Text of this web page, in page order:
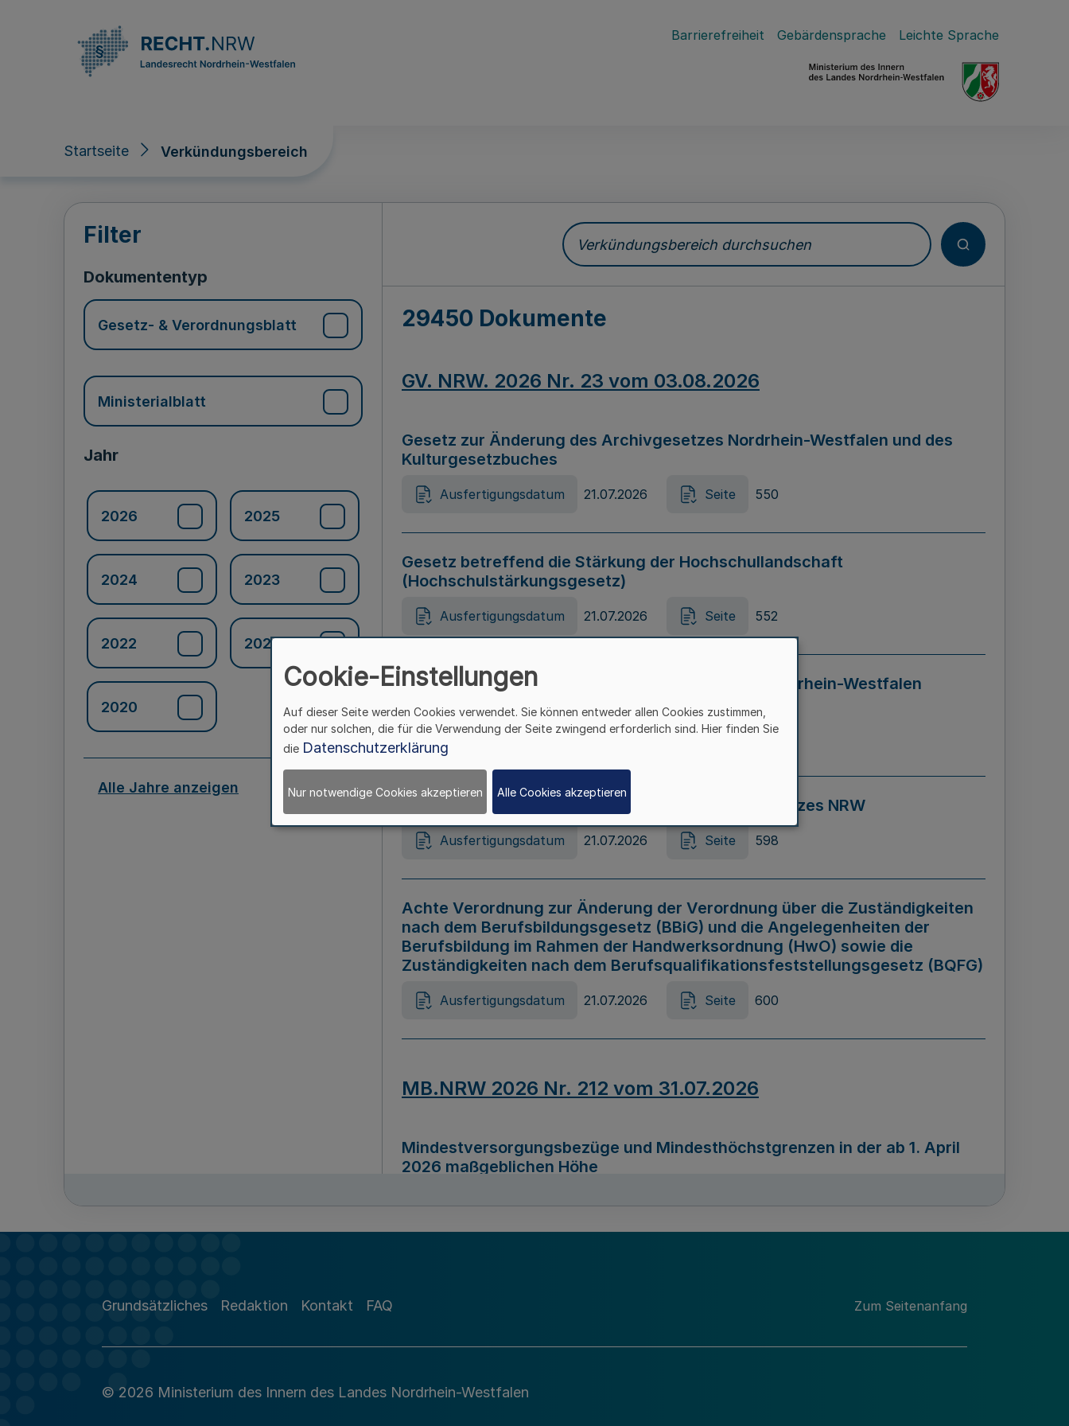
Barrierefreiheit Gebärdensprache Leichte Sprache
Startseite Verkündungsbereich
Verkündungsbereich
Filter
Dokumententyp
Gesetz- & Verordnungsblatt
Ministerialblatt
Jahr
2026 2025
2024 2023
2022 2021
2020
Alle Jahre anzeigen
Verkündungsbereich durchsuchen
29450 Dokumente
GV. NRW. 2026 Nr. 23 vom 03.08.2026
Gesetz zur Änderung des Archivgesetzes Nordrhein-Westfalen und des
Kulturgesetzbuches
Ausfertigungsdatum 21.07.2026 Seite 550
Gesetz betreffend die Stärkung der Hochschullandschaft
(Hochschulstärkungsgesetz)
Ausfertigungsdatum 21.07.2026 Seite 552
Gesetz zur Vermeidung von Diskriminierung in Nordrhein-Westfalen
(Landesantidiskriminierungsgesetz – LADG NRW)
Ausfertigungsdatum 21.07.2026 Seite 595
Gesetz zur Änderung des Online-Casinospiel Gesetzes NRW
Ausfertigungsdatum 21.07.2026 Seite 598
Achte Verordnung zur Änderung der Verordnung über die Zuständigkeiten
nach dem Berufsbildungsgesetz (BBiG) und die Angelegenheiten der
Berufsbildung im Rahmen der Handwerksordnung (HwO) sowie die
Zuständigkeiten nach dem Berufsqualifikationsfeststellungsgesetz (BQFG)
Ausfertigungsdatum 21.07.2026 Seite 600
MB.NRW 2026 Nr. 212 vom 31.07.2026
Mindestversorgungsbezüge und Mindesthöchstgrenzen in der ab 1. April
2026 maßgeblichen Höhe
Richtlinie zur Durchführung des Förderprogramms „Mittelstand Innovativ &
Grundsätzliches Redaktion Kontakt FAQ Zum Seitenanfang
© 2026 Ministerium des Innern des Landes Nordrhein-Westfalen
Cookie-Einstellungen
Auf dieser Seite werden Cookies verwendet. Sie können entweder allen Cookies zustimmen,
oder nur solchen, die für die Verwendung der Seite zwingend erforderlich sind. Hier finden Sie
die Datenschutzerklärung
Nur notwendige Cookies akzeptieren Alle Cookies akzeptieren